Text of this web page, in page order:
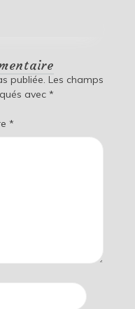
publiée. Les champs
avec *
*